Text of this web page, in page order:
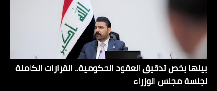
بينها يخص تدقيق العقود الحكومية.. القرارات الكاملة
لجلسة مجلس الوزراء